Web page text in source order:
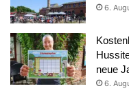
6.
neue
6.